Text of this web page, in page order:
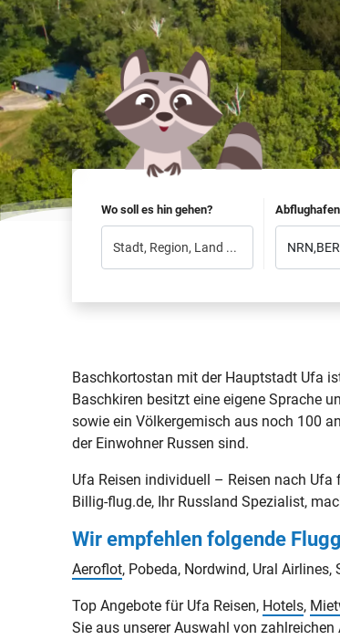
Wo soll es hin gehen? Abflughafen
Baschkortostan mit der Hauptstadt Ufa
Baschkiren besitzt eine eigene Sprache
sowie ein Völkergemisch aus noch 100
der Einwohner Russen sind.
Ufa Reisen individuell – Reisen nach
Billig-flug.de, Ihr Russland Spezialist,
Wir empfehlen folgende
Aeroflot, Pobeda, Nordwind, Ural
Top Angebote für Ufa Reisen, Hotels,
Sie aus unserer Auswahl von